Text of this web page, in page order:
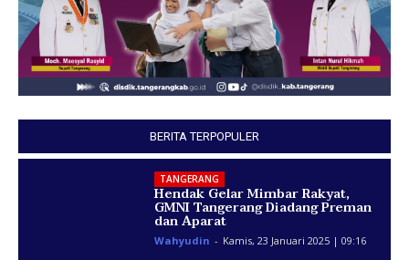
BERITA TERPOPULER
TANGERANG
Hendak Gelar Mimbar Rakyat,
GMNI Tangerang Diadang Preman
dan Aparat
Wahyudin - Kamis, 23 Januari 2025 | 09:16